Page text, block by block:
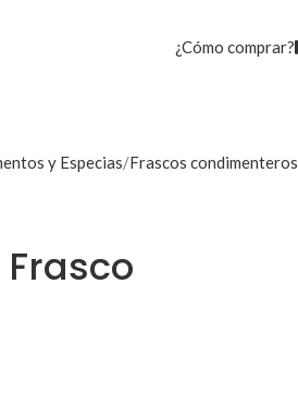
¿Cómo comprar?
y Especias Frascos condimenteros